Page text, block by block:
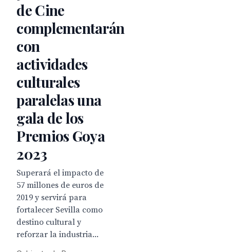
de Cine
complementarán
con
actividades
culturales
paralelas una
gala de los
Premios Goya
2023
Superará el impacto de
57 millones de euros de
2019 y servirá para
fortalecer Sevilla como
destino cultural y
reforzar la industria...